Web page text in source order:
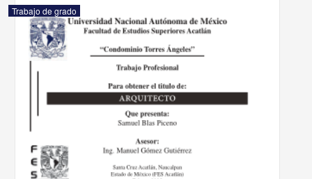
Trabajo de grado